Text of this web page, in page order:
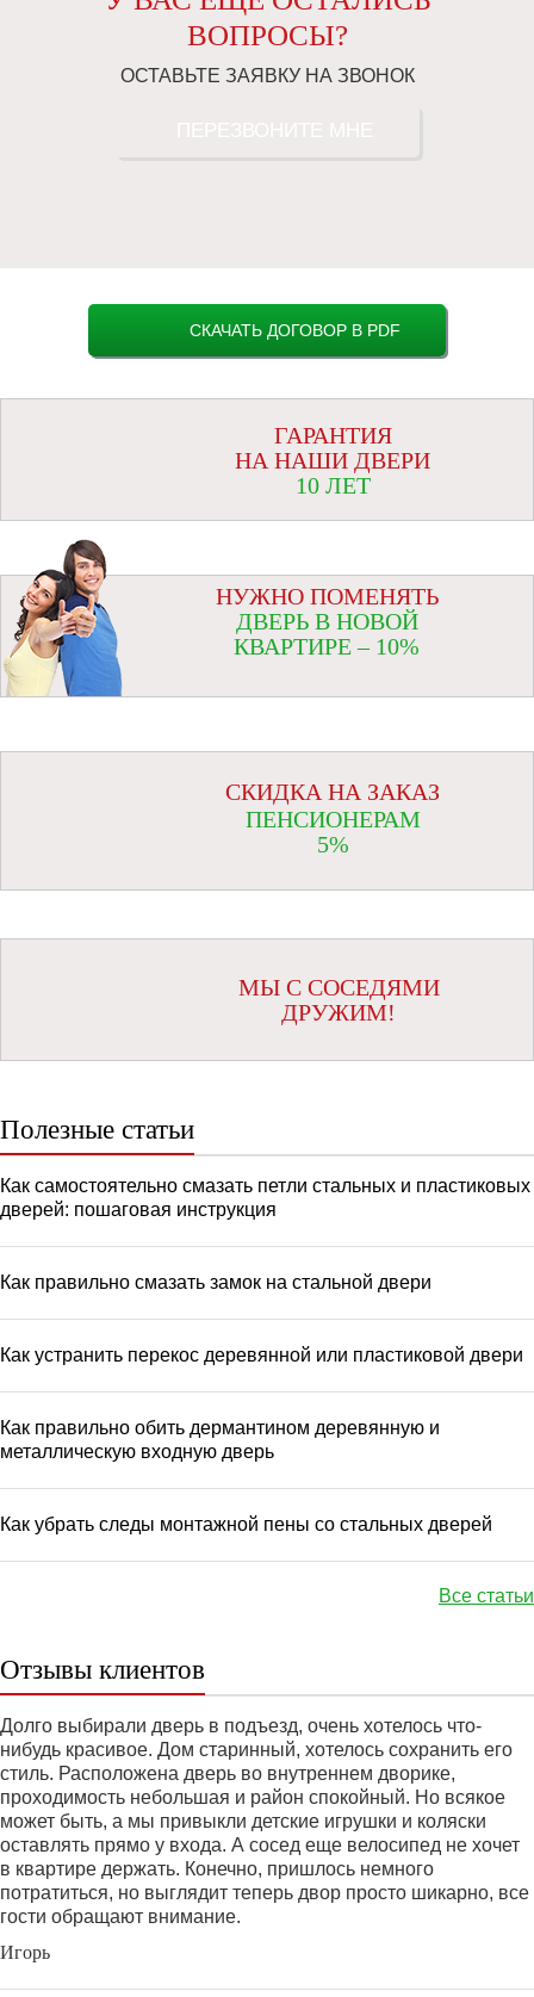
ВОПРОСЫ?
ОСТАВЬТЕ ЗАЯВКУ НА ЗВОНОК
СКАЧАТЬ ДОГОВОР В PDF
ГАРАНТИЯ
НА НАШИ ДВЕРИ
10 ЛЕТ
НУЖНО ПОМЕНЯТЬ
ДВЕРЬ В НОВОЙ
КВАРТИРЕ – 10%
СКИДКА НА ЗАКАЗ
ПЕНСИОНЕРАМ
5%
МЫ С СОСЕДЯМИ
ДРУЖИМ!
Полезные статьи
Как самостоятельно смазать петли стальных и пластиковых
дверей: пошаговая инструкция
Как правильно смазать замок на стальной двери
Как устранить перекос деревянной или пластиковой двери
Как правильно обить дермантином деревянную и
металлическую входную дверь
Как убрать следы монтажной пены со стальных дверей
Все статьи
Отзывы клиентов
Долго выбирали дверь в подъезд, очень хотелось что-
нибудь красивое. Дом старинный, хотелось сохранить его
стиль. Расположена дверь во внутреннем дворике,
проходимость небольшая и район спокойный. Но всякое
может быть, а мы привыкли детские игрушки и коляски
оставлять прямо у входа. А сосед еще велосипед не хочет
в квартире держать. Конечно, пришлось немного
потратиться, но выглядит теперь двор просто шикарно, все
гости обращают внимание.
Игорь